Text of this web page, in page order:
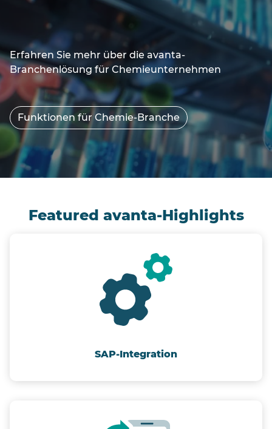
Erfahren Sie mehr über die avanta-
Branchenlösung für Chemieunternehmen
Funktionen für Chemie-Branche
Featured avanta-Highlights
SAP-Integration